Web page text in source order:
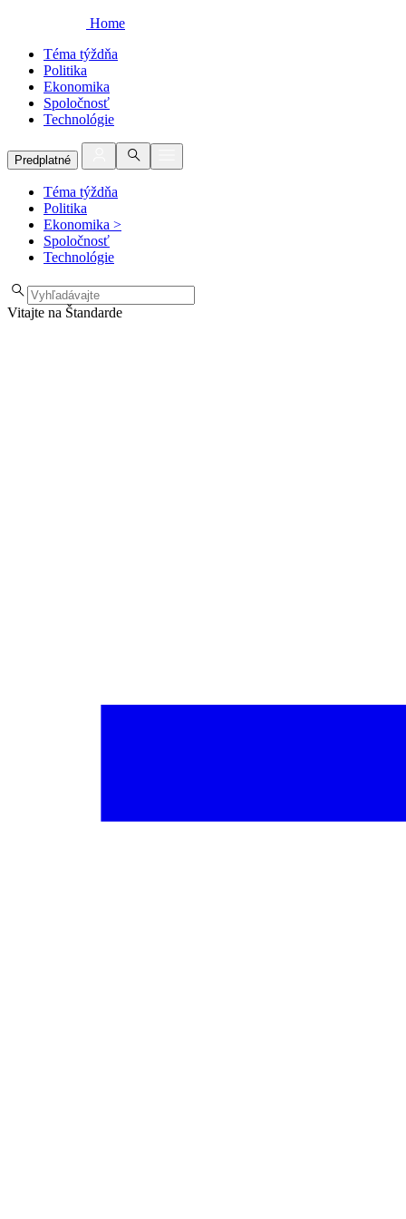
Home
Téma týždňa
Politika
Ekonomika
Spoločnosť
Technológie
Predplatné
Téma týždňa
Politika
Ekonomika >
Spoločnosť
Technológie
Vitajte na Štandarde